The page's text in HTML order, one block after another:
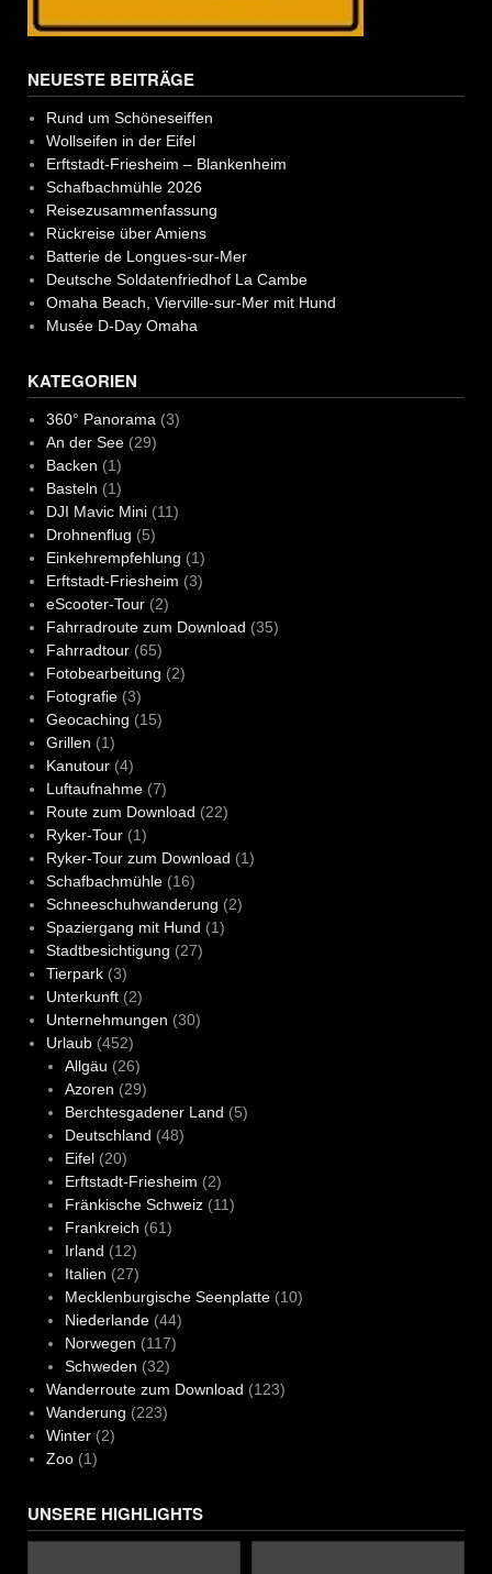
NEUESTE BEITRÄGE
Rund um Schöneseiffen
Wollseifen in der Eifel
Erftstadt-Friesheim – Blankenheim
Schafbachmühle 2026
Reisezusammenfassung
Rückreise über Amiens
Batterie de Longues-sur-Mer
Deutsche Soldatenfriedhof La Cambe
Omaha Beach, Vierville-sur-Mer mit Hund
Musée D-Day Omaha
KATEGORIEN
360° Panorama (3)
An der See(29)
Backen (1)
Basteln (1)
DJI Mavic Mini(11)
Drohnenflug (5)
Einkehrempfehlung (1)
Erftstadt-Friesheim (3)
eScooter-Tour(2)
Fahrradroute zum Download (35)
Fahrradtour(65)
Fotobearbeitung (2)
Fotografie(3)
Geocaching (15)
Grillen (1)
Kanutour(4)
Luftaufnahme(7)
Route zum Download (22)
Ryker-Tour(1)
Ryker-Tour zum Download (1)
Schafbachmühle(16)
Schneeschuhwanderung (2)
Spaziergang mit Hund (1)
Stadtbesichtigung (27)
Tierpark(3)
Unterkunft(2)
Unternehmungen (30)
Urlaub(452)
Allgäu (26)
Azoren (29)
Berchtesgadener Land (5)
Deutschland (48)
Eifel(20)
Erftstadt-Friesheim (2)
Fränkische Schweiz(11)
Frankreich (61)
Irland (12)
Italien (27)
Mecklenburgische Seenplatte(10)
Niederlande(44)
Norwegen (117)
Schweden (32)
Wanderroute zum Download (123)
Wanderung (223)
Winter(2)
Zoo(1)
UNSERE HIGHLIGHTS